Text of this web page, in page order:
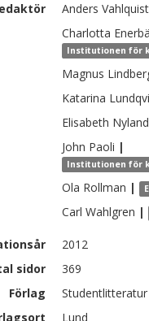
Anders Vahlquist
Charlotta
Institutionen för
Magnus
Katarina
Elisabeth
John Paoli |
Institutionen för
Ola Rollman |
Carl Wahlgren |
2012
sidor
369
Förlag
Studentlitteratur
Lund